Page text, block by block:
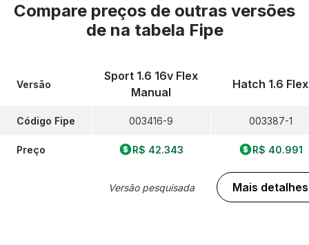
Compare preços de outras versões
de na tabela Fipe
Versão
Código Fipe
Preço
Sport 1.6 16v Flex
Manual
003416-9
R$ 42.343
Versão pesquisada
Hatch 1.6 Flex
003387-1
R$ 40.991
Mais detalhes